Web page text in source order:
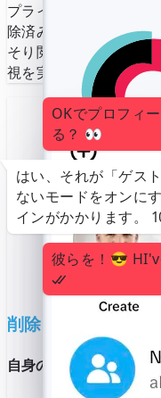
+81 90-1234-
SnapChatコー
Verify +81
5678
たSMSを自動
違っていますか
プライベート、グルー
除済みメッセージ、メ
そり閲覧。セキュリテ
視を実現。
OKでプロフィ
る？ 👀
はい、それが「ゲス
ないモードをオンに
インがかかります。
彼らを！😎
削除されたチャット
自身のデータソースか